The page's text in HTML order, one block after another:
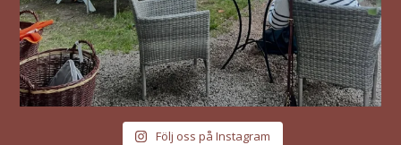
Följ oss på Instagram